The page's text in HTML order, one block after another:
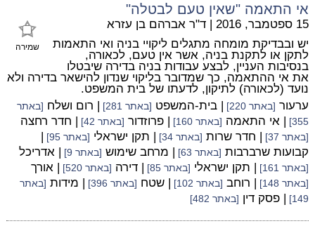
אי התאמה "שאין טעם לבטלה"
שמירה
15 ספטמבר, 2016 | ד"ר אברהם בן עזרא
יש ובבדיקת מומחה מתגלים ליקויי בניה ואי התאמות
לתקן או לתקנת בניה, אשר אין טעם, לכאורה,
בנסיבות העניין, לבצע עבודות בניה בדירה שיבטלו
את אי ההתאמה, כך שמדובר בליקוי שנדון להישאר בדירה ולא
נועד (לכאורה) לתיקון, לדעתו של בית המשפט.
ערעור [באתר 220] | בית-המשפט [באתר 281] | רום ושלח [באתר
355]
| אי התאמה [באתר 160] | פרוזדור [באתר 42] | חדר רחצה
[באתר 37] | חדר שרות [באתר 34] | תקן ישראלי [באתר 95]
|
קבועות שרברבות [באתר 63] | מרחב שימוש [באתר 9] | אדריכל
[באתר 161] | תקן ישראלי [באתר 85] | דירה [באתר 520] | אורך
[באתר 148] | רוחב [באתר 102] | שטח [באתר 396] | מידות [באתר
149]
| פסק דין [באתר 482]